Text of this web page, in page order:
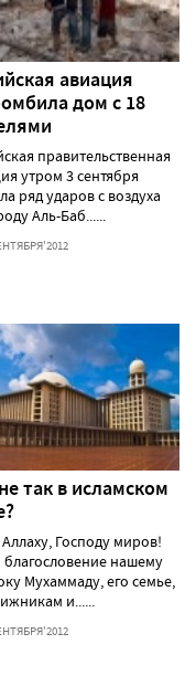
авиация
дом с 18
правительственная
утром 3 сентября
ряд ударов с воздуха
Аль-Баб......
так в исламском
Господу миров!
нашему
Мухаммаду, его семье,
и......